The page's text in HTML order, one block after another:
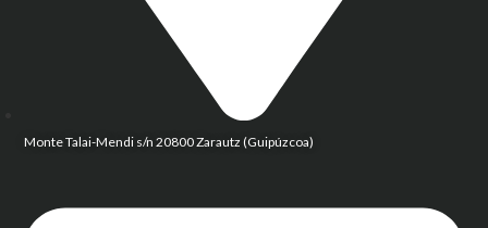
Monte Talai-Mendi s/n 20800 Zarautz (Guipúzcoa)